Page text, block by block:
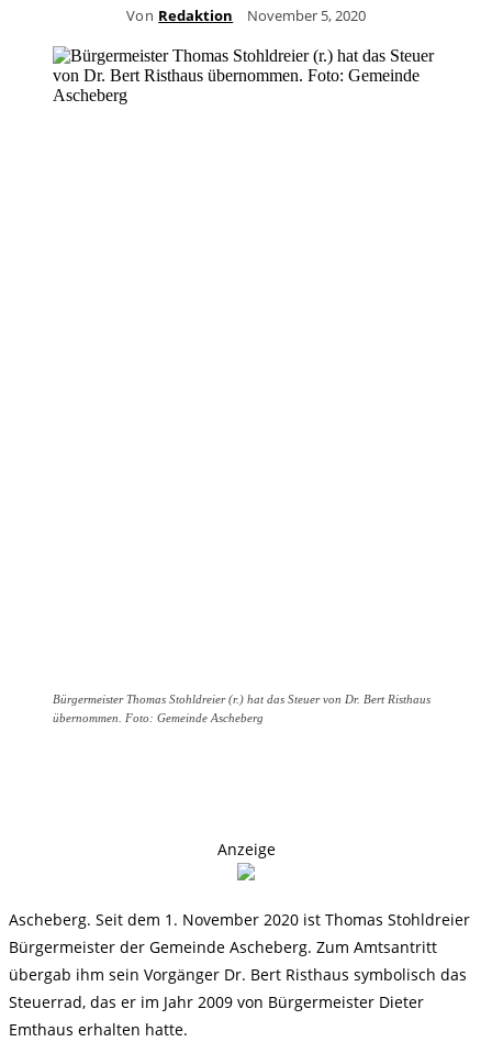
Von Redaktion November 5, 2020
Bürgermeister Thomas Stohldreier (r.) hat das Steuer von Dr. Bert Risthaus
übernommen. Foto: Gemeinde Ascheberg
Anzeige
Ascheberg. Seit dem 1. November 2020 ist Thomas Stohldreier
Bürgermeister der Gemeinde Ascheberg. Zum Amtsantritt
übergab ihm sein Vorgänger Dr. Bert Risthaus symbolisch das
Steuerrad, das er im Jahr 2009 von Bürgermeister Dieter
Emthaus erhalten hatte.